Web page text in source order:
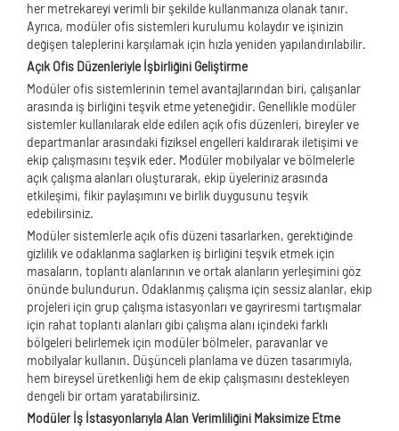
her metrekareyi verimli bir şekilde kullanmanıza olanak tanır.
Ayrıca, modüler ofis sistemleri kurulumu kolaydır ve işinizin
değişen taleplerini karşılamak için hızla yeniden yapılandırılabilir.
Açık Ofis Düzenleriyle İşbirliğini Geliştirme
Modüler ofis sistemlerinin temel avantajlarından biri, çalışanlar
arasında iş birliğini teşvik etme yeteneğidir. Genellikle modüler
sistemler kullanılarak elde edilen açık ofis düzenleri, bireyler ve
departmanlar arasındaki fiziksel engelleri kaldırarak iletişimi ve
ekip çalışmasını teşvik eder. Modüler mobilyalar ve bölmelerle
açık çalışma alanları oluşturarak, ekip üyeleriniz arasında
etkileşimi, fikir paylaşımını ve birlik duygusunu teşvik
edebilirsiniz.
Modüler sistemlerle açık ofis düzeni tasarlarken, gerektiğinde
gizlilik ve odaklanma sağlarken iş birliğini teşvik etmek için
masaların, toplantı alanlarının ve ortak alanların yerleşimini göz
önünde bulundurun. Odaklanmış çalışma için sessiz alanlar, ekip
projeleri için grup çalışma istasyonları ve gayriresmi tartışmalar
için rahat toplantı alanları gibi çalışma alanı içindeki farklı
bölgeleri belirlemek için modüler bölmeler, paravanlar ve
mobilyalar kullanın. Düşünceli planlama ve düzen tasarımıyla,
hem bireysel üretkenliği hem de ekip çalışmasını destekleyen
dengeli bir ortam yaratabilirsiniz.
Modüler İş İstasyonlarıyla Alan Verimliliğini Maksimize Etme